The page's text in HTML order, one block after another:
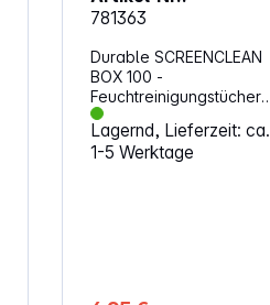
Feuchtreinigungstüc
781363
Durable SCREENCLEAN
BOX 100 -
Feuchtreinigungstücher
(573602). Feuchte
Reinigungstücher für
Bildschirme von
Lagernd, Lieferzeit: ca.
1-5 Werktage